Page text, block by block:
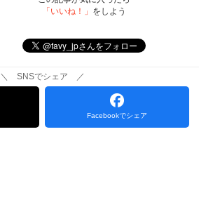
「いいね！」 をしよう
＼ SNSでシェア ／
Facebookでシェア